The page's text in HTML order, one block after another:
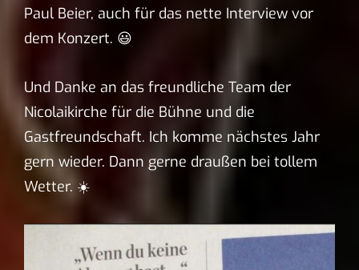
Paul Beier, auch für das nette Interview vor
dem Konzert. 😃
Und Danke an das freundliche Team der
Nicolaikirche für die Bühne und die
Gastfreundschaft. Ich komme nächstes Jahr
gern wieder. Dann gerne draußen bei tollem
Wetter. ☀️